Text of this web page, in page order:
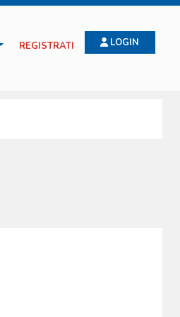
REGISTRATI LOGIN
e con la protezione civile
processi produttivi che
dispositivi di protezione